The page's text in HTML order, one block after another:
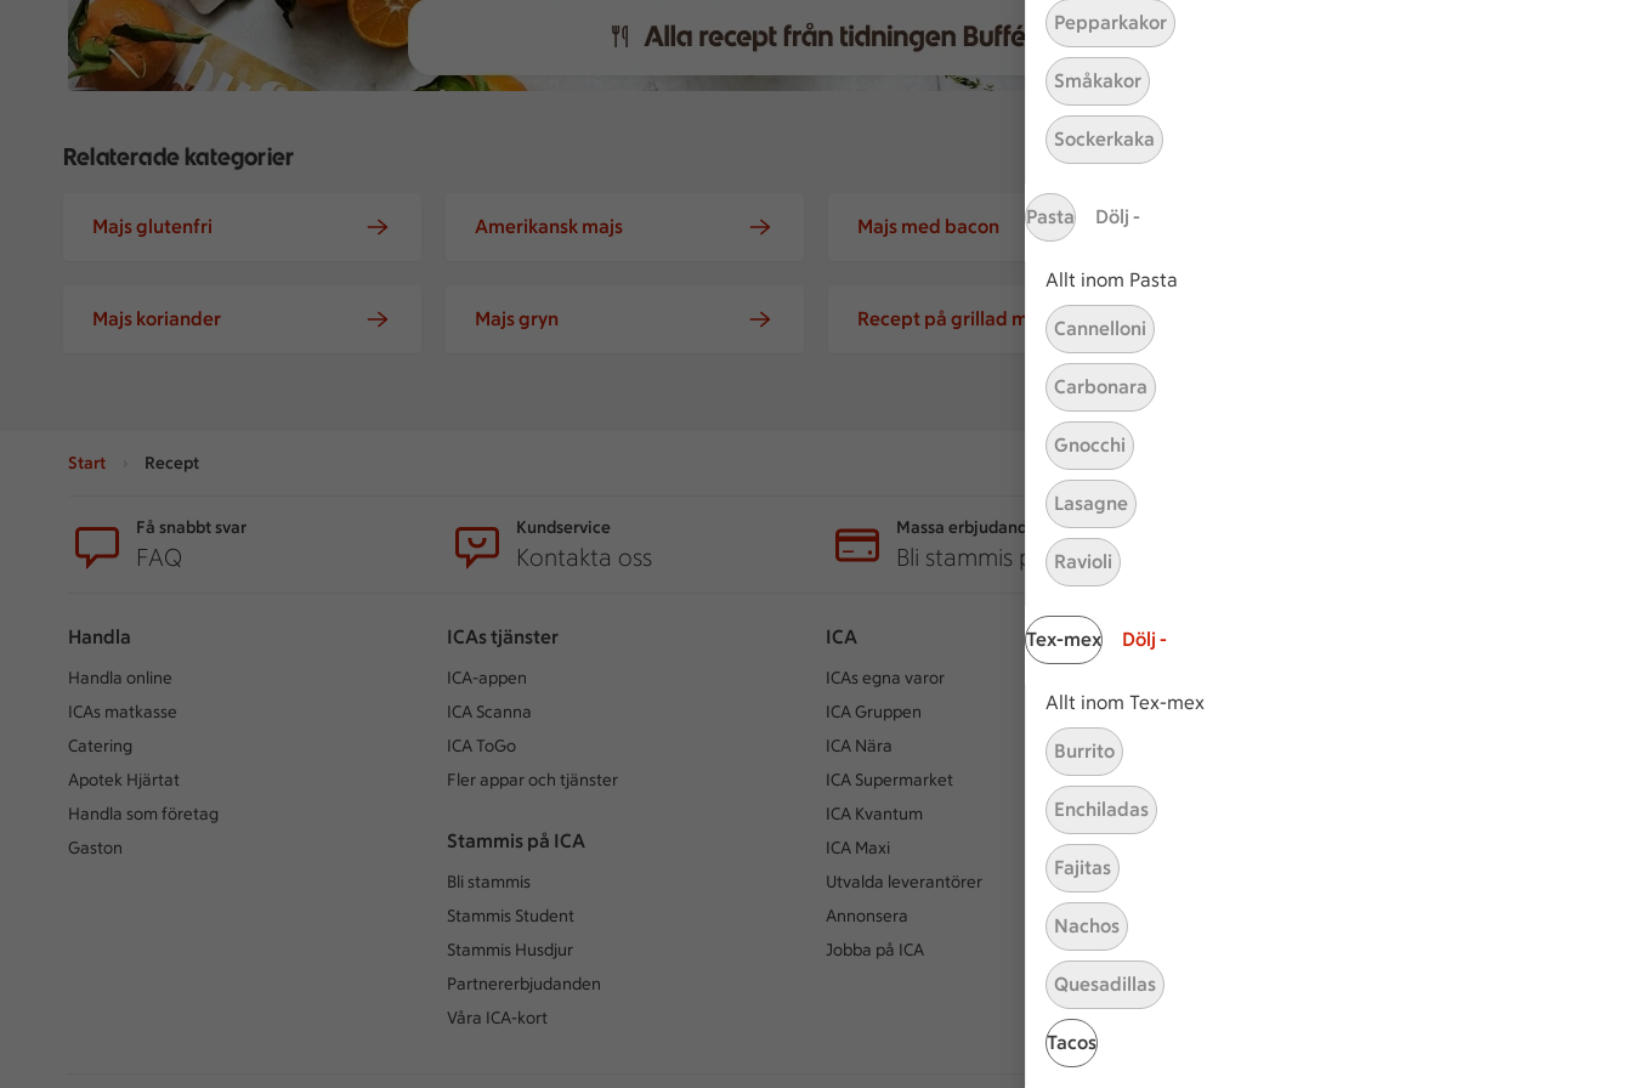
Pepparkakor
Småkakor
Sockerkaka
Pasta Dölj -
Allt inom Pasta
Cannelloni
Carbonara
Gnocchi
Lasagne
Ravioli
Tex-mex Dölj -
Allt inom Tex-mex
Burrito
Enchiladas
Fajitas
Nachos
Quesadillas
Tacos
Relaterade kategorier
Majs glutenfri Amerikansk majs Majs med bacon
Majs koriander Majs gryn
Recept på grillad majskolv och
Start Recept
Få snabbt svar
FAQ
Kundservice
Kontakta oss
Massa erbjudanden
Bli stammis på ICA
Handla
Handla online
ICAs matkasse
Catering
Apotek Hjärtat
Handla som företag
Gaston
ICAs tjänster
ICA-appen
ICA Scanna
ICA ToGo
Fler appar och tjänster
Stammis på ICA
Bli stammis
Stammis Student
Stammis Husdjur
Partnererbjudanden
Våra ICA-kort
ICA
ICAs egna varor
ICA Gruppen
ICA Nära
ICA Supermarket
ICA Kvantum
ICA Maxi
Utvalda leverantörer
Annonsera
Jobba på ICA